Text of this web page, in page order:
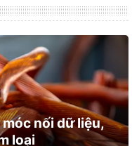
nối dữ liệu,
loại